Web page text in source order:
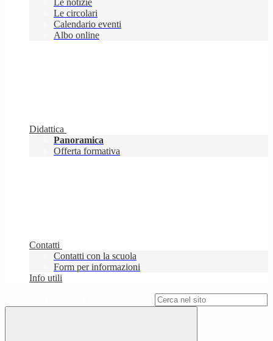
Le notizie
Le circolari
Calendario eventi
Albo online
Didattica
Panoramica
Offerta formativa
Contatti
Contatti con la scuola
Form per informazioni
Info utili